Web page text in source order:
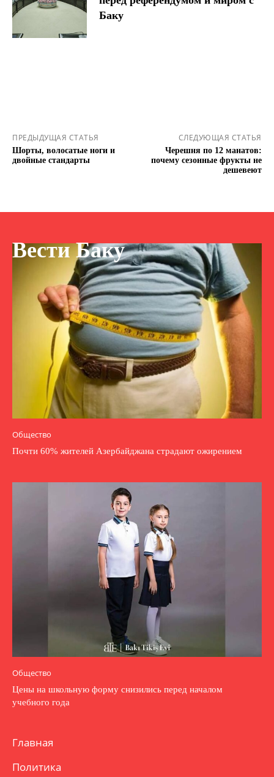
Баку
ПРЕДЫДУЩАЯ СТАТЬЯ
Шорты, волосатые ноги и
двойные стандарты
СЛЕДУЮЩАЯ СТАТЬЯ
Черешня по 12 манатов:
почему сезонные фрукты не
дешевеют
Вести Баку
Общество
Почти 60% жителей Азербайджана страдают ожирением
Общество
Цены на школьную форму снизились перед началом
учебного года
Главная
Политика